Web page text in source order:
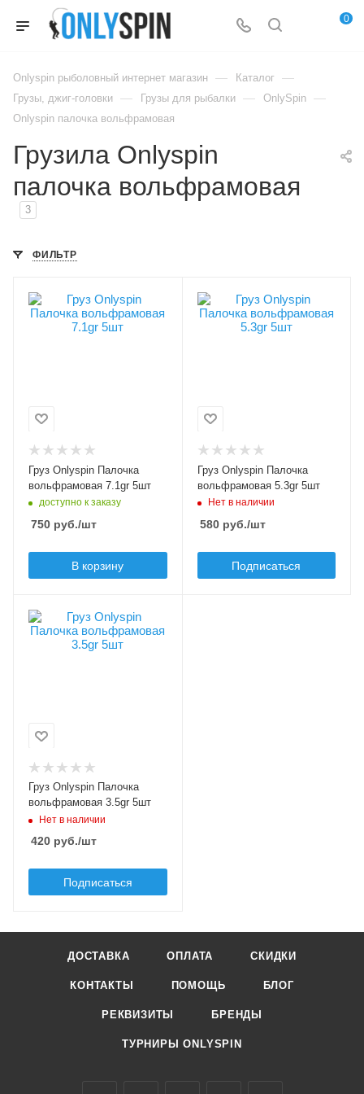
0
Onlyspin рыболовный интернет магазин — Каталог —
Грузы, джиг-головки — Грузы для рыбалки — OnlySpin —
Onlyspin палочка вольфрамовая
Грузила Onlyspin
палочка вольфрамовая
3
ФИЛЬТР
Грузов в упаковке, шт
5
Вес груза, гр
Материал груза
вольфрам
Цвет груза
Груз Onlyspin Палочка
вольфрамовая 7.1gr 5шт
доступно к заказу
750 руб./шт
В корзину
Грузов в упаковке, шт
5
Вес груза, гр
Материал груза
вольфрам
Цвет груза
Груз Onlyspin Палочка
вольфрамовая 5.3gr 5шт
Нет в наличии
580руб./шт
Подписаться
Грузов в упаковке, шт
5
Вес груза, гр
Материал груза
вольфрам
Цвет груза
Груз Onlyspin Палочка
вольфрамовая 3.5gr 5шт
Нет в наличии
420 руб./шт
Подписаться
ДОСТАВКА ОПЛАТА СКИДКИ
КОНТАКТЫ ПОМОЩЬ БЛОГ
РЕКВИЗИТЫ БРЕНДЫ
ТУРНИРЫ ONLYSPIN